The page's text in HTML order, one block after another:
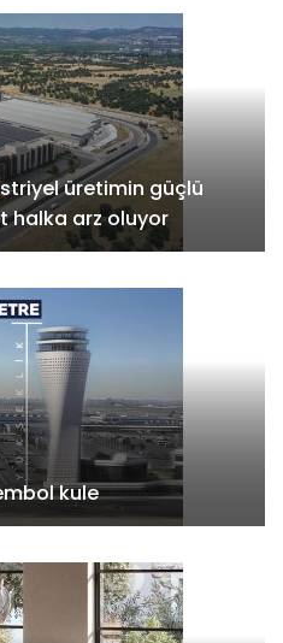
üretimin güçlü
halka arz oluyor
kule